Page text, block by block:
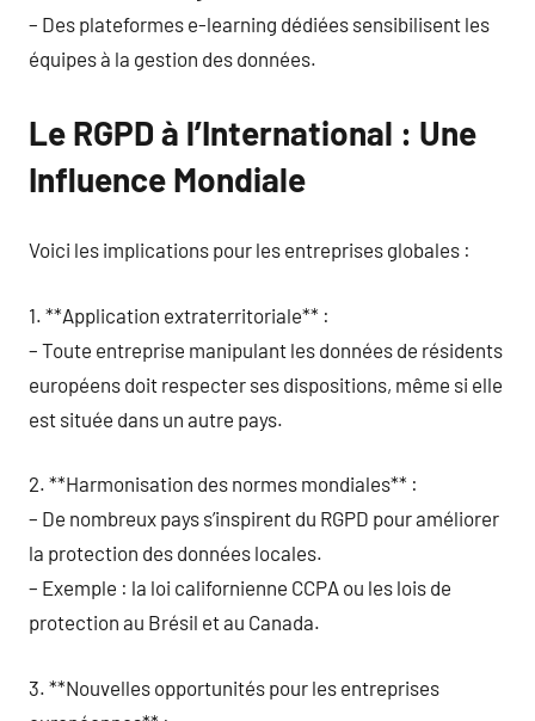
– Des plateformes e-learning dédiées sensibilisent les
équipes à la gestion des données.
Le RGPD à l’International : Une
Influence Mondiale
Voici les implications pour les entreprises globales :
1. **Application extraterritoriale** :
– Toute entreprise manipulant les données de résidents
européens doit respecter ses dispositions, même si elle
est située dans un autre pays.
2. **Harmonisation des normes mondiales** :
– De nombreux pays s’inspirent du RGPD pour améliorer
la protection des données locales.
– Exemple : la loi californienne CCPA ou les lois de
protection au Brésil et au Canada.
3. **Nouvelles opportunités pour les entreprises